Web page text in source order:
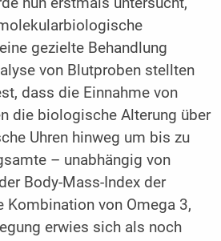
gezielte Behandlung
von Blutproben stellten
dass die Einnahme von
die biologische Alterung über
Uhren hinweg um bis zu
– unabhängig von
Body-Mass-Index der
Kombination von Omega 3,
erwies sich als noch